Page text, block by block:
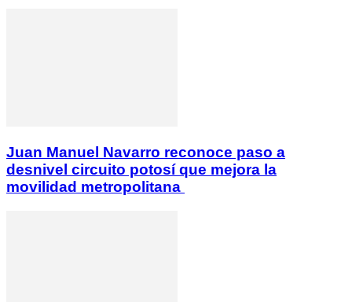
Juan Manuel Navarro reconoce paso a
desnivel circuito potosí que mejora la
movilidad metropolitana